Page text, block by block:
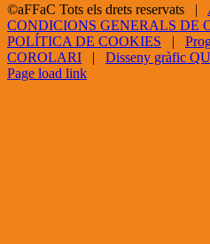
©aFFaC Tots els drets reservats |
CONDICIONS GENERALS DE
POLÍTICA DE COOKIES |
COROLARI | Disseny gràfic
Facebook
X
YouTube
Page load link